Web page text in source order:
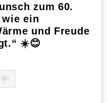
zum 60.
ein
und Freude
☀️😊